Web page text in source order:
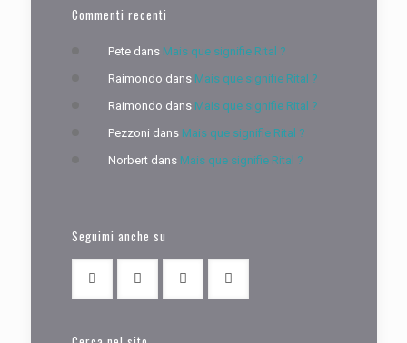
Commenti recenti
Petedans Mais que signifie Rital ?
Raimondo dans Mais que signifie Rital ?
Raimondo dans Mais que signifie Rital ?
Pezzoni dans Mais que signifie Rital ?
Norbertdans Mais que signifie Rital ?
Seguimi anche su